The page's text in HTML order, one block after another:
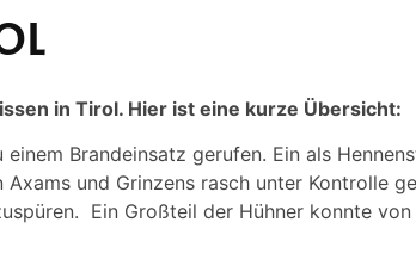
in Tirol. Hier ist eine kurze Übersicht:
einem Brandeinsatz gerufen. Ein als
und Grinzens rasch unter Kontrolle
Ein Großteil der Hühner konnte von